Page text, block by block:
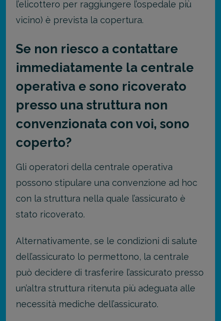
l’elicottero per raggiungere l’ospedale più
vicino) è prevista la copertura.
Se non riesco a contattare
immediatamente la centrale
operativa e sono ricoverato
presso una struttura non
convenzionata con voi, sono
coperto?
Gli operatori della centrale operativa
possono stipulare una convenzione ad hoc
con la struttura nella quale l’assicurato è
stato ricoverato.
Alternativamente, se le condizioni di salute
dell’assicurato lo permettono, la centrale
può decidere di trasferire l’assicurato presso
un’altra struttura ritenuta più adeguata alle
necessità mediche dell’assicurato.